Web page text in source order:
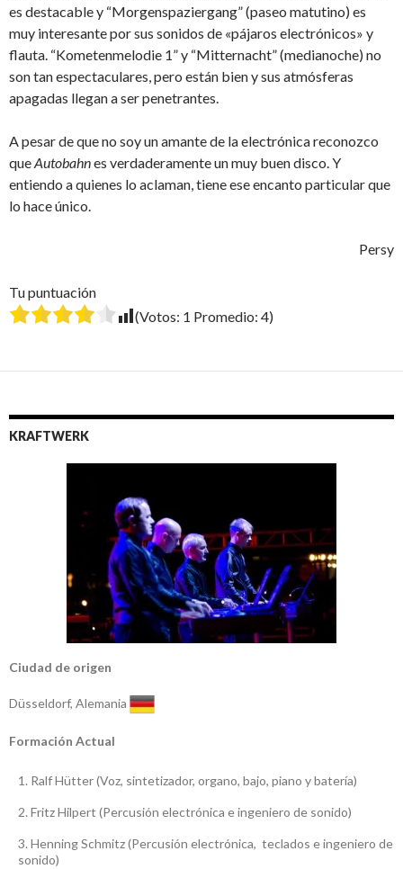
es destacable y “Morgenspaziergang” (paseo matutino) es
muy interesante por sus sonidos de «pájaros electrónicos» y
flauta. “Kometenmelodie 1” y “Mitternacht” (medianoche) no
son tan espectaculares, pero están bien y sus atmósferas
apagadas llegan a ser penetrantes.
A pesar de que no soy un amante de la electrónica reconozco
queAutobahnes verdaderamente un muy buen disco. Y
entiendo a quienes lo aclaman, tiene ese encanto particular que
lo hace único.
Persy
Tu puntuación
(Votos: 1 Promedio: 4)
KRAFTWERK
Ciudad de origen
Düsseldorf, Alemania
Formación Actual
Ralf Hütter (Voz, sintetizador, organo, bajo, piano y batería)
Fritz Hilpert (Percusión electrónica e ingeniero de sonido)
Henning Schmitz (Percusión electrónica, teclados e ingeniero de
sonido)